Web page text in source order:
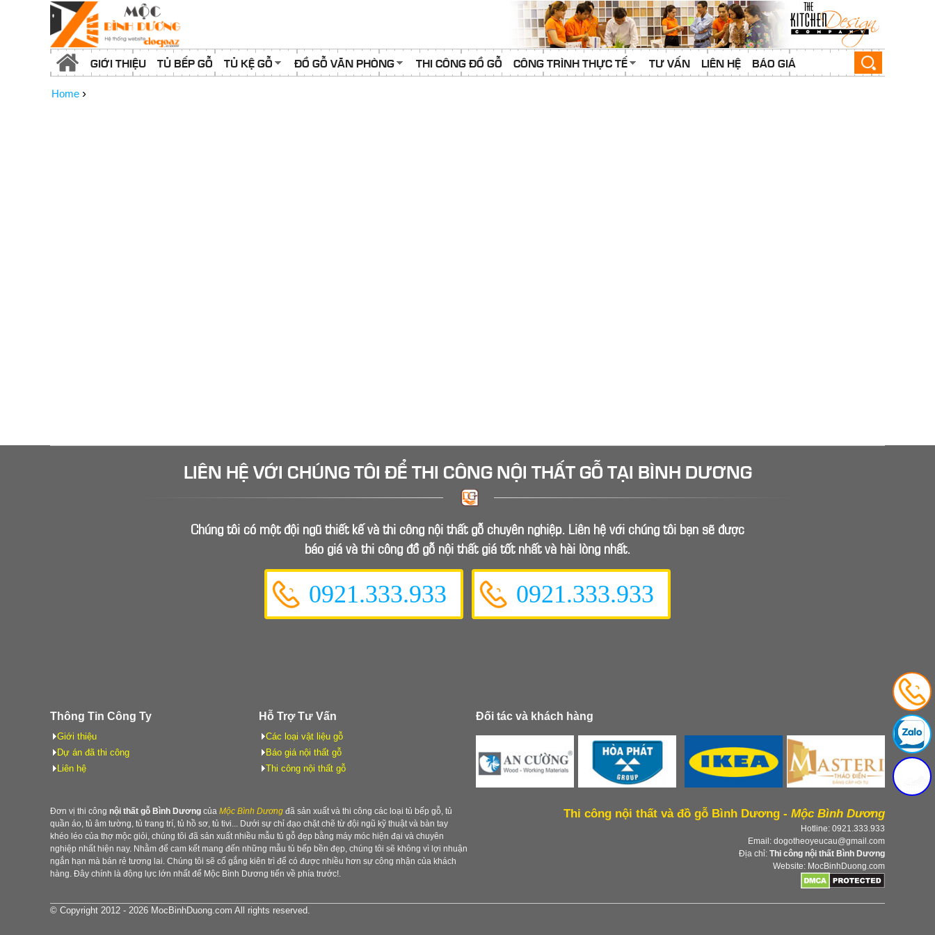
GIỚI THIỆU TỦ BẾP GỖ TỦ KỆ GỖ ĐỒ GỖ VĂN PHÒNG THI CÔNG ĐỒ GỖ CÔNG TRÌNH THỰC TẾ TƯ VẤN LIÊN HỆ BÁO GIÁ
Home ›
LIÊN HỆ VỚI CHÚNG TÔI ĐỂ THI CÔNG NỘI THẤT GỖ TẠI BÌNH DƯƠNG
Chúng tôi có một đội ngũ thiết kế và thi công nội thất gỗ chuyên nghiệp. Liên hệ với chúng tôi bạn sẽ được
báo giá và thi công đồ gỗ nội thất giá tốt nhất và hài lòng nhất.
0921.333.933 0921.333.933
Thông Tin Công Ty
Giới thiệu
Dự án đã thi công
Liên hệ
Hỗ Trợ Tư Vấn
Các loại vật liệu gỗ
Báo giá nội thất gỗ
Thi công nội thất gỗ
Đối tác và khách hàng
Đơn vị thi công nội thất gỗ Bình Dương của Mộc Bình Dương đã sản xuất và thi công các loại tủ bếp gỗ, tủ
quần áo, tủ âm tường, tủ trang trí, tủ hồ sơ, tủ tivi... Dưới sự chỉ đạo chặt chẽ từ đội ngũ kỹ thuật và bàn tay
khéo léo của thợ mộc giỏi, chúng tôi đã sản xuất nhiều mẫu tủ gỗ đẹp bằng máy móc hiện đại và chuyên
nghiệp nhất hiện nay. Nhằm để cam kết mang đến những mẫu tủ bếp bền đẹp, chúng tôi sẽ không vì lợi nhuận
ngắn hạn mà bán rẻ tương lai. Chúng tôi sẽ cố gắng kiên trì để có được nhiều hơn sự công nhận của khách
hàng. Đây chính là động lực lớn nhất để Mộc Bình Dương tiến về phía trước!.
Thi công nội thất và đồ gỗ Bình Dương - Mộc Bình Dương
Hotline: 0921.333.933
Email: dogotheoyeucau@gmail.com
Địa chỉ: Thi công nội thất Bình Dương
Website: MocBinhDuong.com
© Copyright 2012 - 2026 MocBinhDuong.com All rights reserved.